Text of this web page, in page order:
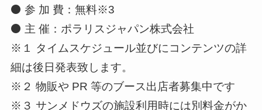
⚫ 参 加 費：無料※3
⚫ 主 催：ポラリスジャパン株式会社
※１ タイムスケジュール並びにコンテンツの詳
細は後日発表致します。
※２ 物販や PR 等のブース出店者募集中です
※３ サンメドウズの施設利用時には別料金がか